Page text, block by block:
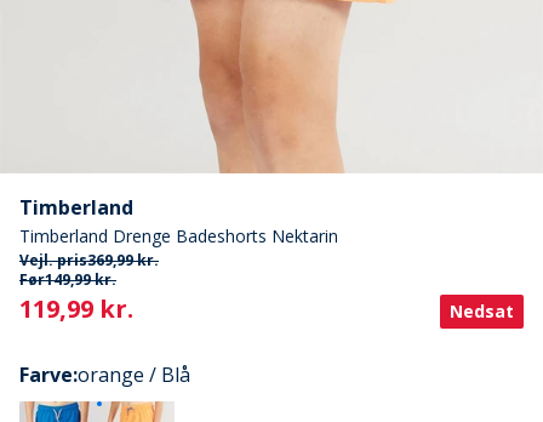
Timberland
Timberland Drenge Badeshorts Nektarin
Vejl. pris369,99 kr.
Før149,99 kr.
Current
119,99 kr. Nedsat
Farve:orange / Blå